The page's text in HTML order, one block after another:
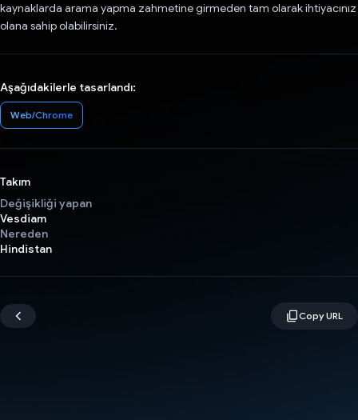
kaynaklarda arama yapma zahmetine girmeden tam olarak ihtiyacınız
olana sahip olabilirsiniz.
Aşağıdakilerle tasarlandı:
Web/Chrome
Takım
Değişikliği yapan
Vesdiam
Nereden
Hindistan